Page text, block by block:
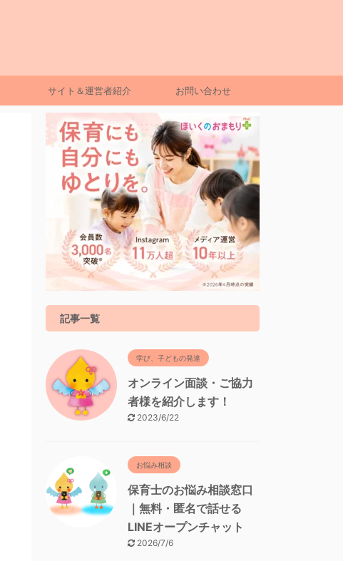
サイト＆運営者紹介 お問い合わせ
記事一覧
学び、子どもの発達
オンライン面談・ご協力
者様を紹介します！
2023/6/22
お悩み相談
保育士のお悩み相談窓口
｜無料・匿名で話せる
LINEオープンチャット
2026/7/6